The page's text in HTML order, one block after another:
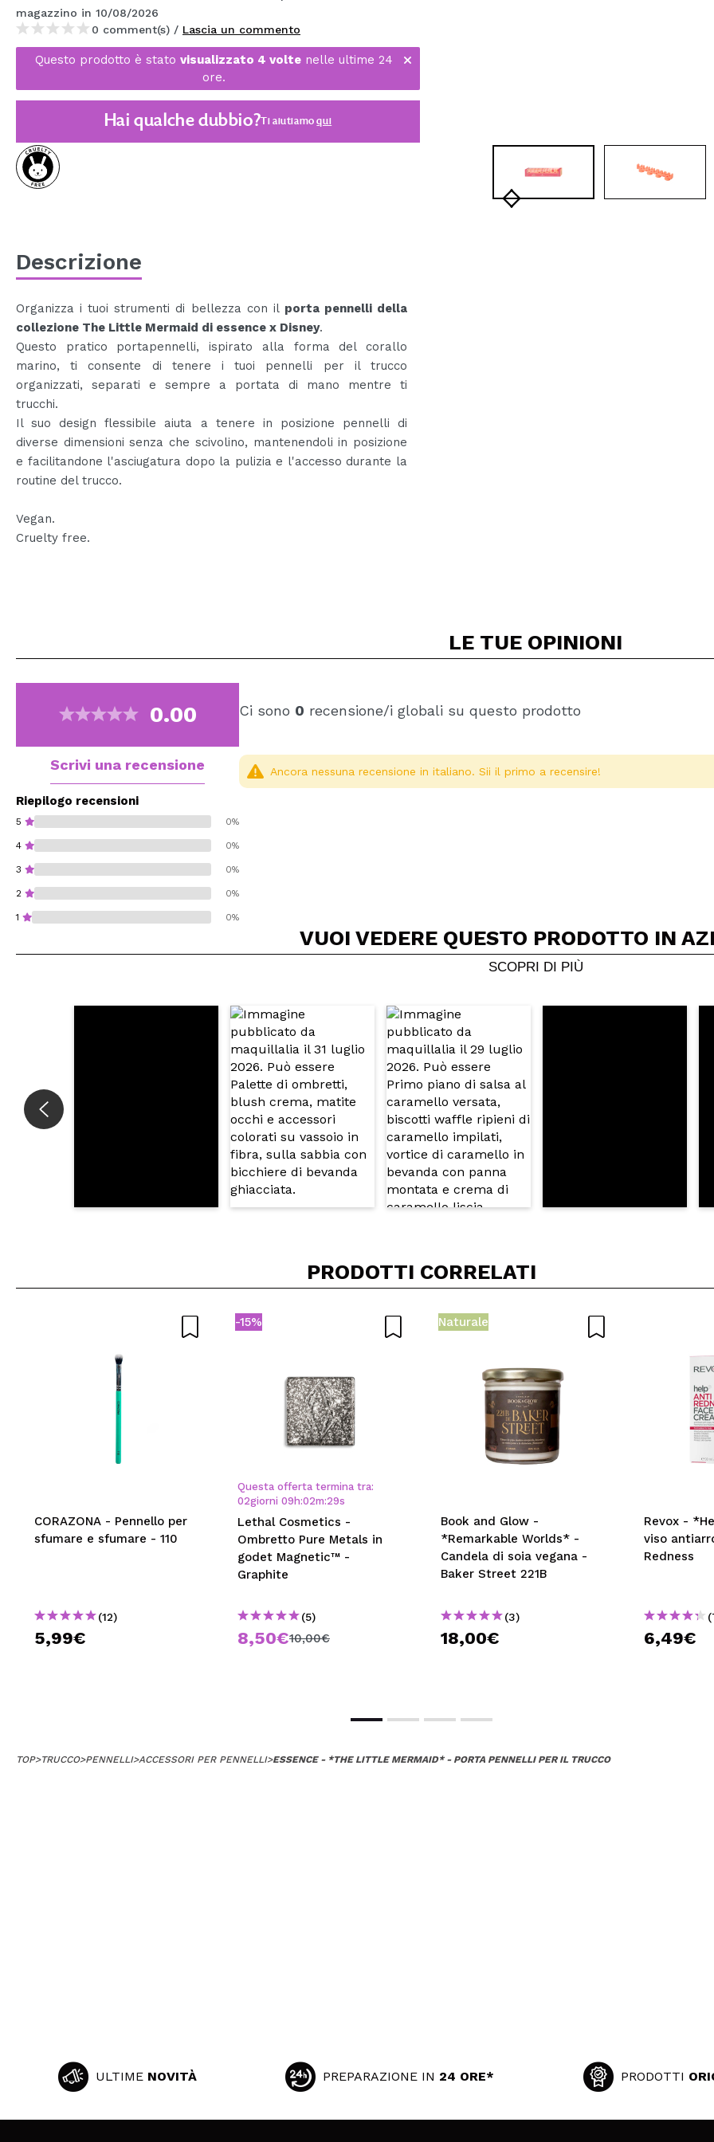
MAQUIFARMA
KOREA ZONE
SPECIALE
PROSSIMAMENTE
magazzino in 10/08/2026
0 comment(s) / Lascia un commento
Questo prodotto è stato visualizzato 4 volte nelle ultime 24
ore.
Hai qualche dubbio?Ti aiutiamoqui
Descrizione
Organizza i tuoi strumenti di bellezza con il porta pennelli della
collezione The Little Mermaid di essence x Disney.
Questo pratico portapennelli, ispirato alla forma del corallo
marino, ti consente di tenere i tuoi pennelli per il trucco
organizzati, separati e sempre a portata di mano mentre ti
trucchi.
Il suo design flessibile aiuta a tenere in posizione pennelli di
diverse dimensioni senza che scivolino, mantenendoli in posizione
e facilitandone l'asciugatura dopo la pulizia e l'accesso durante la
routine del trucco.
Vegan.
Cruelty free.
LE TUE OPINIONI
0.00
Scrivi una recensione
Riepilogo recensioni
5 0%
4 0%
3 0%
2 0%
1 0%
Ci sono 0 recensione/i globali su questo prodotto
Condividi un video o una foto
Il tuo video potrebbe essere il primo. Immaginalo...
Consiglieresti questo acquisto? Si 5/
INVIA
Ancora nessuna recensione in italiano. Sii il primo a recensire!
VUOI VEDERE QUESTO PRODOTTO IN
SCOPRI DI PIÙ
PRODOTTI CORRELATI
CORAZONA - Pennello per
sfumare e sfumare - 110
(12)
5,99€
-15%
Questa offerta termina tra:
02giorni 09 h:02m:29s
Lethal Cosmetics -
Ombretto Pure Metals in
godet Magnetic™ -
Graphite
(5)
8,50€10,00€
Naturale
Book and Glow -
*Remarkable Worlds* -
Candela di soia vegana -
Baker Street 221B
(3)
18,00€
Revox -
viso
Redness
6,49€
TOP>TRUCCO>PENNELLI>ACCESSORI PER PENNELLI>ESSENCE - *THE LITTLE MERMAID* - PORTA PENNELLI PER IL TRUCCO
ULTIME NOVITÀ PREPARAZIONE IN 24 ORE* PRODOTTI